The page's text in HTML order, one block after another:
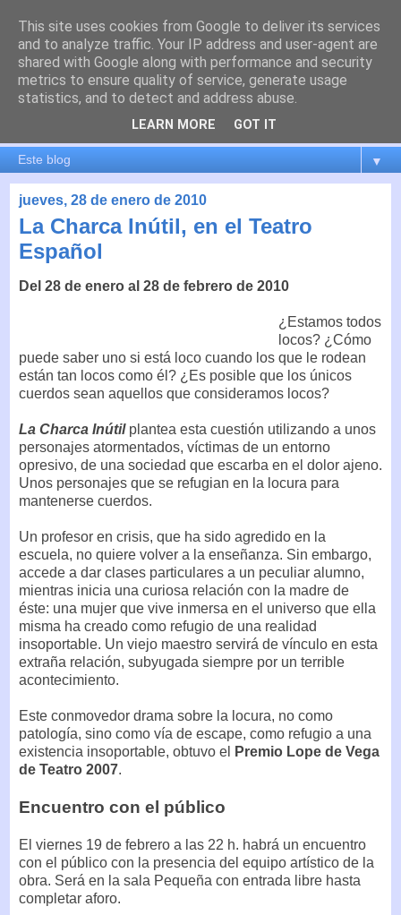
es por madrid
El blog de Madrid y su actualidad, proyectos, transporte,
movilidad, arquitectura, participación, medio ambiente,
educación, empleo, ...
▼
jueves, 28 de enero de 2010
La Charca Inútil, en el Teatro
Español
Del 28 de enero al 28 de febrero de 2010
¿Estamos todos
locos? ¿Cómo
puede saber uno si está loco cuando los que le rodean
están tan locos como él? ¿Es posible que los únicos
cuerdos sean aquellos que consideramos locos?
La Charca Inútilplantea esta cuestión utilizando a unos
personajes atormentados, víctimas de un entorno
opresivo, de una sociedad que escarba en el dolor ajeno.
Unos personajes que se refugian en la locura para
mantenerse cuerdos.
Un profesor en crisis, que ha sido agredido en la
escuela, no quiere volver a la enseñanza. Sin embargo,
accede a dar clases particulares a un peculiar alumno,
mientras inicia una curiosa relación con la madre de
éste: una mujer que vive inmersa en el universo que ella
misma ha creado como refugio de una realidad
insoportable. Un viejo maestro servirá de vínculo en esta
extraña relación, subyugada siempre por un terrible
acontecimiento.
Este conmovedor drama sobre la locura, no como
patología, sino como vía de escape, como refugio a una
existencia insoportable, obtuvo el
Premio Lope de Vega
de Teatro 2007.
Encuentro con el público
El viernes 19 de febrero a las 22 h. habrá un encuentro
con el público con la presencia del equipo artístico de la
obra. Será en la sala Pequeña con entrada libre hasta
completar aforo.
This site uses cookies from Google to deliver its services
and to analyze traffic. Your IP address and user-agent are
shared with Google along with performance and security
metrics to ensure quality of service, generate usage
statistics, and to detect and address abuse.
LEARN MORE GOT IT